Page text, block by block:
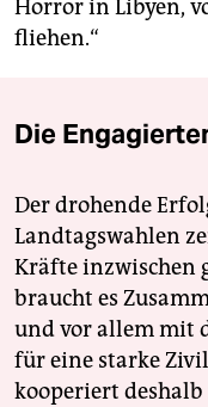
Horror in Libyen,
fliehen.“
Die
Der drohende
Landtagswahlen
Kräfte inzwischen
braucht es
und vor allem mit
für eine starke
kooperiert